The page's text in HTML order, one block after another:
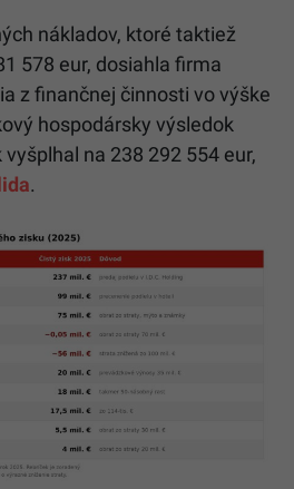
nákladov, ktoré taktiež
578 eur, dosiahla firma
z finančnej činnosti vo výške
hospodársky výsledok
na 238 292 554 eur,
.